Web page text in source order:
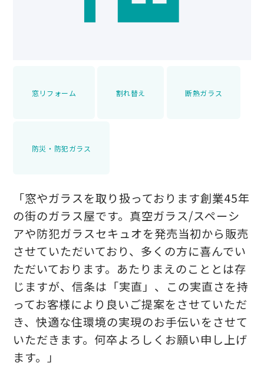
窓リフォーム 割れ替え 断熱ガラス
防災・防犯ガラス
「窓やガラスを取り扱っております創業45年
の街のガラス屋です。真空ガラス/スペーシ
アや防犯ガラスセキュオを発売当初から販売
させていただいており、多くの方に喜んでい
ただいております。あたりまえのこととは存
じますが、信条は「実直」、この実直さを持
ってお客様により良いご提案をさせていただ
き、快適な住環境の実現のお手伝いをさせて
いただきます。何卒よろしくお願い申し上げ
ます。」